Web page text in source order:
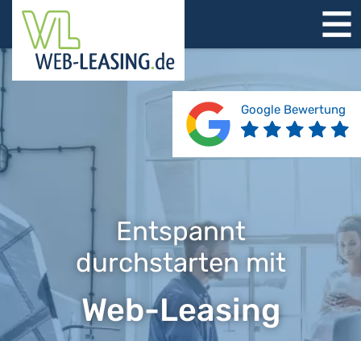
STARTSEITE
ÜBER UNS
PRODUKTE
REFERENZEN
BERATUNG
JOBS
KONTAKT
Entspannt
durchstarten mit
Web-Leasing
Google Bewertung